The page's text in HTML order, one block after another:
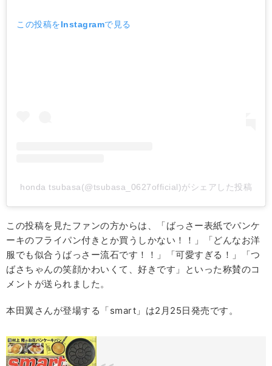
この投稿をInstagramで見る
honda tsubasa(@tsubasa_0627official)がシェアした投稿
この投稿を見たファンの方からは、「ばっさー表紙でパンケ
ーキのフライパン付きとか買うしかない！！」「どんなお洋
服でも似合うばっさー流石です！！」「可愛すぎる！」「つ
ばさちゃんの笑顔かわいくて、好きです」といった称賛のコ
メントが送られました。
本田翼さんが登場する「smart」は2月25日発売です。